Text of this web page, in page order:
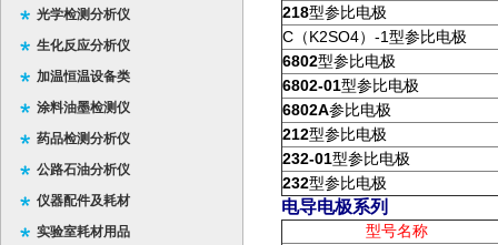
光学检测分析仪
生化反应分析仪
加温恒温设备类
涂料油墨检测仪
药品检测分析仪
公路石油分析仪
仪器配件及耗材
实验室耗材用品
218型参比电极
C（ K2SO4） -1型参比电极
6802型参比电极
6802-01型参比电极
6802A参比电极
212型参比电极
232-01型参比电极
232型参比电极
电导电极系列
型号名称